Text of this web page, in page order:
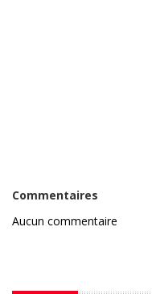
Commentaires
Aucun commentaire